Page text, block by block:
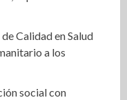
Calidad en Salud
a los
social con